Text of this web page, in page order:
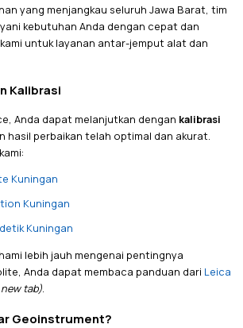
yang menjangkau seluruh Jawa Barat, tim
kebutuhan Anda dengan cepat dan
untuk layanan antar-jemput alat dan
Kalibrasi
Anda dapat melanjutkan dengan kalibrasi
hasil perbaikan telah optimal dan akurat.
Kuningan
Kuningan
Kuningan
lebih jauh mengenai pentingnya
Anda dapat membaca panduan dari Leica
tab).
Geoinstrument?